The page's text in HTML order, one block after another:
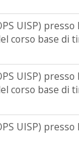
UISP) presso
corso base di
UISP) presso
corso base di
UISP) presso